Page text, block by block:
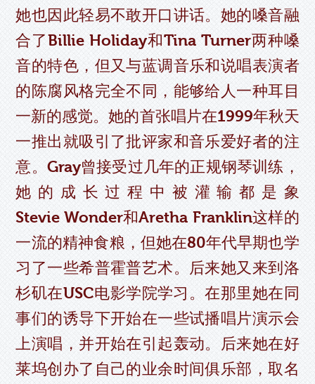
她也因此轻易不敢开口讲话。她的嗓音融
合了Billie Holiday和Tina Turner两种嗓
音的特色，但又与蓝调音乐和说唱表演者
的陈腐风格完全不同，能够给人一种耳目
一新的感觉。她的首张唱片在1999年秋天
一推出就吸引了批评家和音乐爱好者的注
意。Gray曾接受过几年的正规钢琴训练，
她的成长过程中被灌输都是象
Stevie Wonder和Aretha Franklin这样的
一流的精神食粮，但她在80年代早期也学
习了一些希普霍普艺术。后来她又来到洛
杉矶在USC电影学院学习。在那里她在同
事们的诱导下开始在一些试播唱片演示会
上演唱，并开始在引起轰动。后来她在好
莱坞创办了自己的业余时间俱乐部，取名